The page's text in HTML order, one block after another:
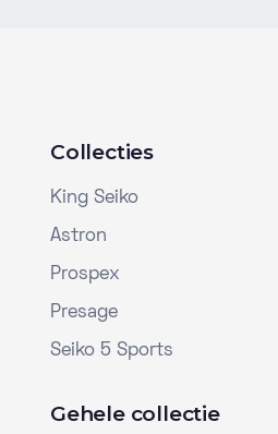
Collecties
King Seiko
Astron
Prospex
Presage
Seiko 5 Sports
Gehele collectie